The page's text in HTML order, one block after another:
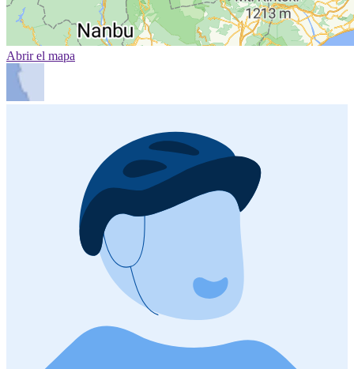
Abrir el mapa